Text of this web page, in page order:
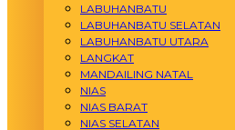
LABUHANBATU
LABUHANBATU SELATAN
LABUHANBATU UTARA
LANGKAT
MANDAILING NATAL
NIAS
NIAS BARAT
NIAS SELATAN